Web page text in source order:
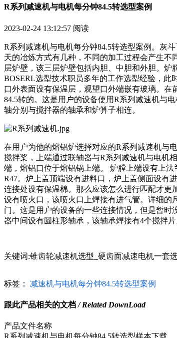
R系列减速机与电机每分钟84.5转选型案例
2023-02-24 13:12:57 阅读
R系列减速机与电机每分钟84.5转选型案例。灰
天的冶炼方式有几种，不同的加工过程会产生
层炉壁，该三层炉壁包括内胆、中胆和外胆。
BOSERL选型技术职员多年的工作选型经验，
口外表面设有保温层，观望口外端嵌有玻璃。
84.5转的。这是用户的设备使用R系列减速机与
轴分别与搅拌器的轴承和炉算子相连。
在用户为他的熔铝炉选择对应的R系列减速机与
搅拌桨，上端通过联轴器与R系列减速机与电机
端，熔铝口位于熔铝锅上端。 炉膛上端设有上
R47。炉上盖顶端设有进料口，炉上盖侧面设有
连接处设有保温棉。那么应该怎么进行匹配才
设有喷火口，该喷火口上焊接有进气管。详细的
门。这是用户的设备的一些连接情况，但是暂
器中间设有圆柱形轴承，该轴承焊接有4个搅拌片
关键词:锥齿轮减速机选型_硬齿面减速电机一套
标签： 减速机与电机每分钟84.5转选型案例
跟此产品相关的文档/ Related DownLoad
产品文件名称
R系列减速机与电机每分钟84.5转选型样本下载